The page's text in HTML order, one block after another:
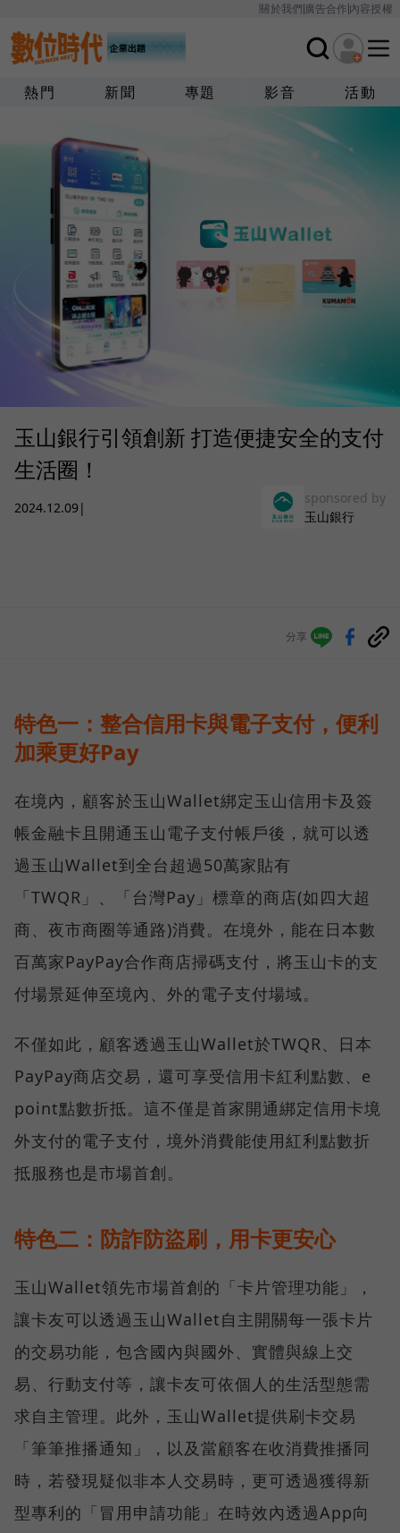
關於我們廣告合作內容授權
熱門 新聞 專題 影音 活動
玉山銀行引領創新 打造便捷安全的支付
生活圈！
2024.12.09|
sponsored by
玉山銀行
分享
特色一：整合信用卡與電子支付，便利
加乘更好Pay
在境內，顧客於玉山Wallet綁定玉山信用卡及簽
帳金融卡且開通玉山電子支付帳戶後，就可以透
過玉山Wallet到全台超過50萬家貼有
「TWQR」、「台灣Pay」標章的商店(如四大超
商、夜市商圈等通路)消費。在境外，能在日本數
百萬家PayPay合作商店掃碼支付，將玉山卡的支
付場景延伸至境內、外的電子支付場域。
不僅如此，顧客透過玉山Wallet於TWQR、日本
PayPay商店交易，還可享受信用卡紅利點數、e
point點數折抵。這不僅是首家開通綁定信用卡境
外支付的電子支付，境外消費能使用紅利點數折
抵服務也是市場首創。
特色二：防詐防盜刷，用卡更安心
玉山Wallet領先市場首創的「卡片管理功能」，
讓卡友可以透過玉山Wallet自主開關每一張卡片
的交易功能，包含國內與國外、實體與線上交
易、行動支付等，讓卡友可依個人的生活型態需
求自主管理。此外，玉山Wallet提供刷卡交易
「筆筆推播通知」，以及當顧客在收消費推播同
時，若發現疑似非本人交易時，更可透過獲得新
型專利的「冒用申請功能」在時效內透過App向